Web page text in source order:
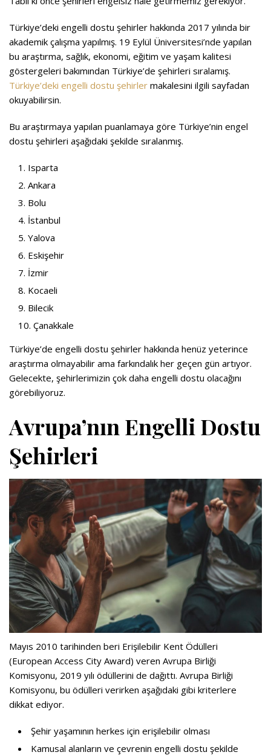
Türkiye’deki engelli dostu şehirler hakkında 2017 yılında bir
akademik çalışma yapılmış. 19 Eylül Üniversitesi’nde yapılan
bu araştırma, sağlık, ekonomi, eğitim ve yaşam kalitesi
göstergeleri bakımından Türkiye’de şehirleri sıralamış.
Türkiye’deki engelli dostu şehirler makalesini ilgili sayfadan
okuyabilirsin.
Bu araştırmaya yapılan puanlamaya göre Türkiye’nin engel
dostu şehirleri aşağıdaki şekilde sıralanmış.
Isparta
Ankara
Bolu
İstanbul
Yalova
Eskişehir
İzmir
Kocaeli
Bilecik
Çanakkale
Türkiye’de engelli dostu şehirler hakkında henüz yeterince
araştırma olmayabilir ama farkındalık her geçen gün artıyor.
Gelecekte, şehirlerimizin çok daha engelli dostu olacağını
görebiliyoruz.
Avrupa’nın Engelli Dostu
Şehirleri
Mayıs 2010 tarihinden beri Erişilebilir Kent Ödülleri
(European Access City Award) veren Avrupa Birliği
Komisyonu, 2019 yılı ödüllerini de dağıttı. Avrupa Birliği
Komisyonu, bu ödülleri verirken aşağıdaki gibi kriterlere
dikkat ediyor.
Şehir yaşamının herkes için erişilebilir olması
Kamusal alanların ve çevrenin engelli dostu şekilde